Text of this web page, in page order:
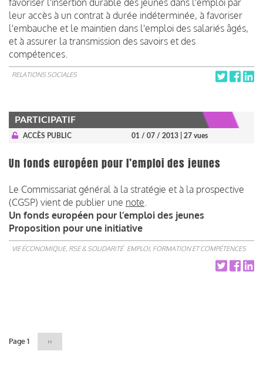
leur accès à un contrat à durée indéterminée, à favoriser
l'embauche et le maintien dans l'emploi des salariés âgés,
et à assurer la transmission des savoirs et des
compétences.
RELATIONS SOCIALES
PARTICIPATIF
ACCÈS PUBLIC 01 / 07 / 2013 | 27 vues
Un fonds européen pour l’emploi des jeunes
Le Commissariat général à la stratégie et à la prospective
(CGSP) vient de publier une note
Un fonds européen pour l’emploi des jeunes
Proposition pour une initiative
VIE ÉCONOMIQUE, RSE & SOLIDARITÉ EMPLOI, FORMATION ET COMPÉTENCES
Page 1
Page
››